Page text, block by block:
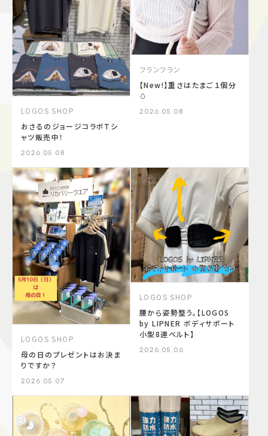
アクセス＆駐車場
よくあるご質問
サイトマップ
プライバシーポリシー
LOGOS SHOP
おさるのジョージコラボTシ
ャツ販売中！
2026.05.08
フランフラン
【New!】重さはたまご１個分
🥚
2026.05.08
LOGOS SHOP
母の日のプレゼントはお決ま
りですか？
2026.05.07
LOGOS SHOP
腰から姿勢整う。【LOGOS
by LIPNER ボディサポート
小型8連ベルト】
2026.05.06